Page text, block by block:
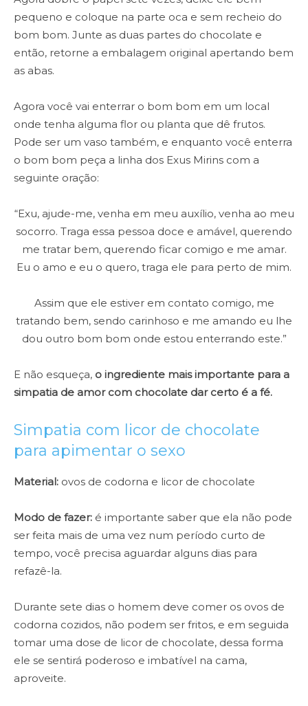
pequeno e coloque na parte oca e sem recheio do
bom bom. Junte as duas partes do chocolate e
então, retorne a embalagem original apertando bem
as abas.
Agora você vai enterrar o bom bom em um local
onde tenha alguma flor ou planta que dê frutos.
Pode ser um vaso também, e enquanto você enterra
o bom bom peça a linha dos Exus Mirins com a
seguinte oração:
“Exu, ajude-me, venha em meu auxílio, venha ao meu
socorro. Traga essa pessoa doce e amável, querendo
me tratar bem, querendo ficar comigo e me amar.
Eu o amo e eu o quero, traga ele para perto de mim.
Assim que ele estiver em contato comigo, me
tratando bem, sendo carinhoso e me amando eu lhe
dou outro bom bom onde estou enterrando este.”
E não esqueça, o ingrediente mais importante para a
simpatia de amor com chocolate dar certo é a fé.
Simpatia com licor de chocolate
para apimentar o sexo
Material: ovos de codorna e licor de chocolate
Modo de fazer: é importante saber que ela não pode
ser feita mais de uma vez num período curto de
tempo, você precisa aguardar alguns dias para
refazê-la.
Durante sete dias o homem deve comer os ovos de
codorna cozidos, não podem ser fritos, e em seguida
tomar uma dose de licor de chocolate, dessa forma
ele se sentirá poderoso e imbatível na cama,
aproveite.